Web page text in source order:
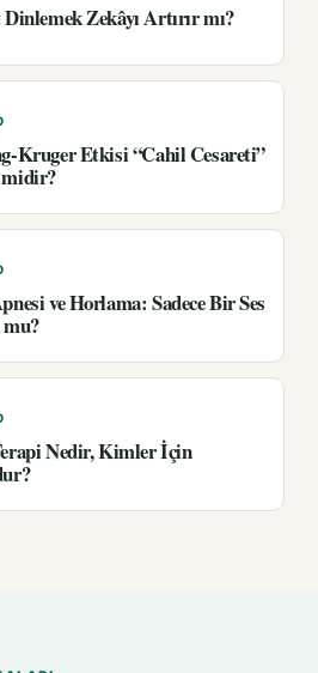
Zekâyı Artırır mı?
Kruger Etkisi “Cahil Cesareti”
ve Horlama: Sadece Bir Ses
Nedir, Kimler İçin